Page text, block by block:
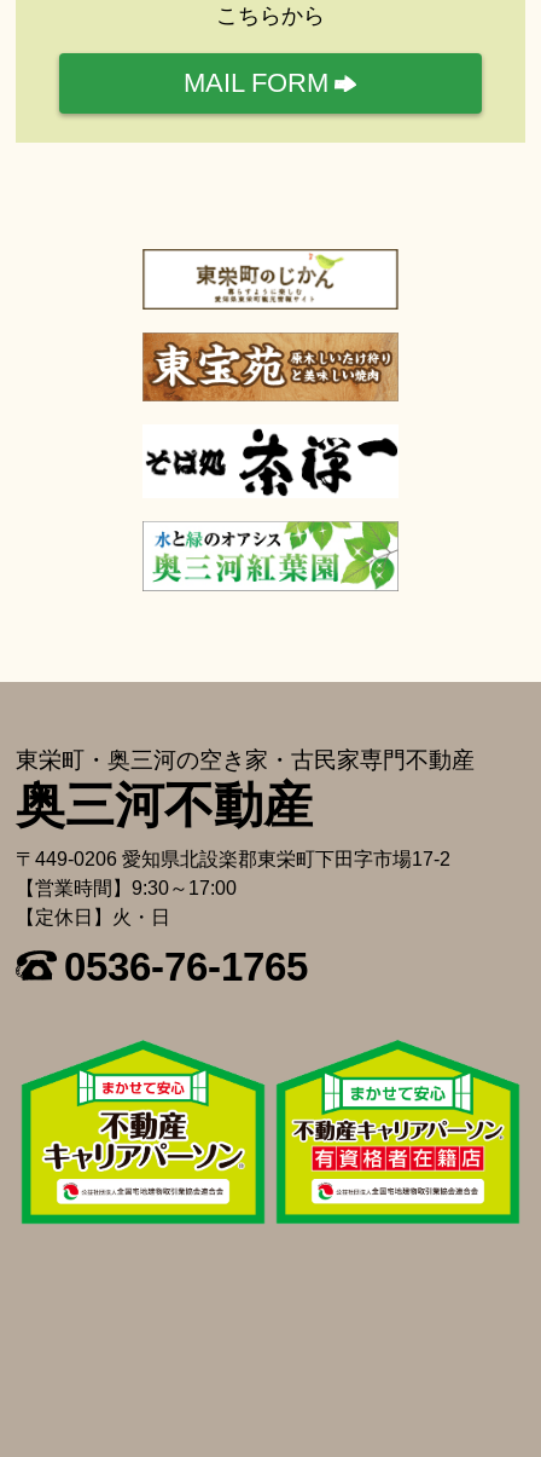
こちらから
MAIL FORM
東栄町・奥三河の空き家・古⺠家専⾨不動産
奥三河不動産
〒449-0206 愛知県北設楽郡東栄町下⽥字市場17-2
【営業時間】9:30～17:00
【定休日】火・日
0536-76-1765